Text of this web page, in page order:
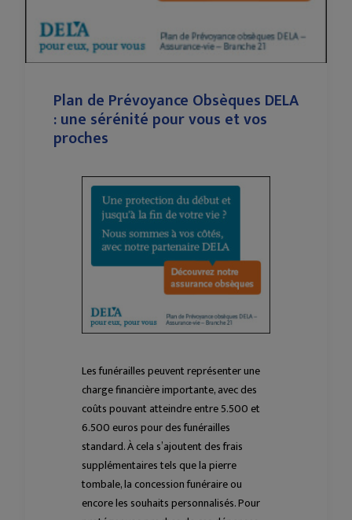
Plan de Prévoyance Obsèques DELA
: une sérénité pour vous et vos
proches
Les funérailles peuvent représenter une
charge financière importante, avec des
coûts pouvant atteindre entre 5.500 et
6.500 euros pour des funérailles
standard. À cela s’ajoutent des frais
supplémentaires tels que la pierre
tombale, la concession funéraire ou
encore les souhaits personnalisés. Pour